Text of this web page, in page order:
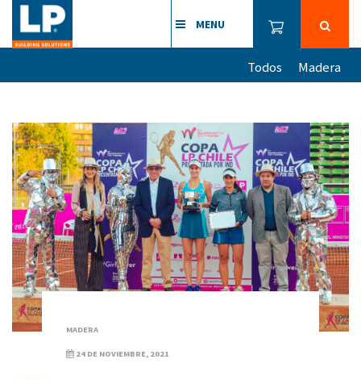
MENU
Todos Madera
MADERA
24 DE NOVIEMBRE, 2021